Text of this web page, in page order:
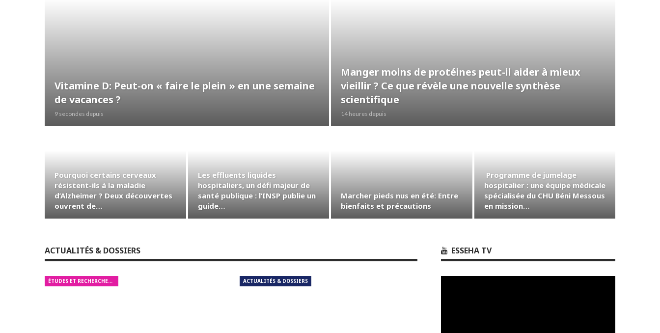
Vitamine D: Peut-on « faire le plein » en une semaine
de vacances ?
9 secondes depuis
Manger moins de protéines peut-il aider à mieux
vieillir ? Ce que révèle une nouvelle synthèse
scientifique
14 heures depuis
Pourquoi certains cerveaux
résistent-ils à la maladie
d’Alzheimer ? Deux découvertes
ouvrent de…
Les effluents liquides
hospitaliers, un défi majeur de
santé publique : l’INSP publie un
guide…
Marcher pieds nus en été: Entre
bienfaits et précautions
Programme de jumelage
hospitalier : une équipe médicale
spécialisée du CHU Béni Messous
en mission…
ACTUALITÉS & DOSSIERS
ÉTUDES ET RECHERCHES MÉDICALES ACTUALITÉS & DOSSIERS
ESSEHA TV